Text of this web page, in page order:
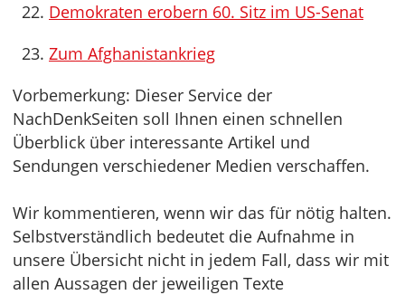
Demokraten erobern 60. Sitz im US-Senat
Zum Afghanistankrieg
Vorbemerkung: Dieser Service der
NachDenkSeiten soll Ihnen einen schnellen
Überblick über interessante Artikel und
Sendungen verschiedener Medien verschaffen.
Wir kommentieren, wenn wir das für nötig halten.
Selbstverständlich bedeutet die Aufnahme in
unsere Übersicht nicht in jedem Fall, dass wir mit
allen Aussagen der jeweiligen Texte